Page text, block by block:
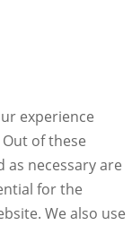
experience
of these
as necessary are
for the
We also use